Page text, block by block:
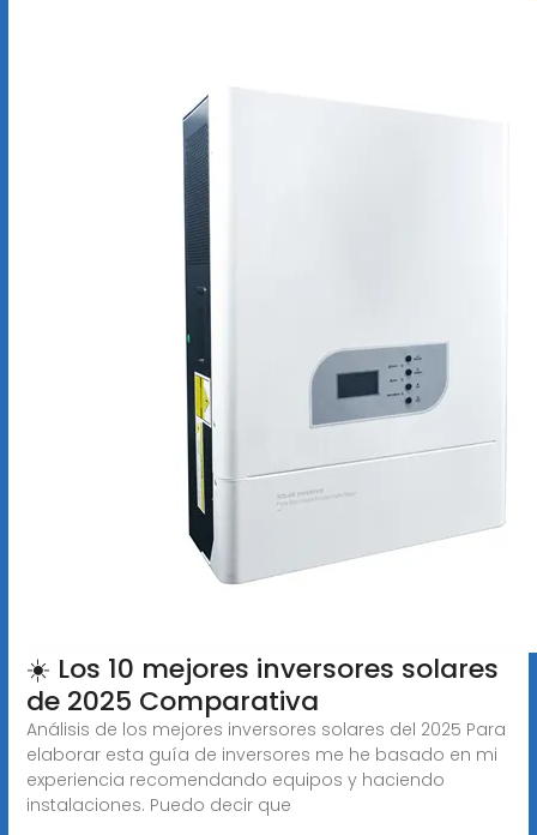
☀️ Los 10 mejores inversores solares
de 2025 Comparativa
Análisis de los mejores inversores solares del 2025 Para
elaborar esta guía de inversores me he basado en mi
experiencia recomendando equipos y haciendo
instalaciones. Puedo decir que